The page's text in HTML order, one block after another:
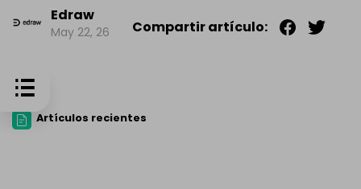
Edraw
May 22, 26 Compartir artículo:
Artículos recientes